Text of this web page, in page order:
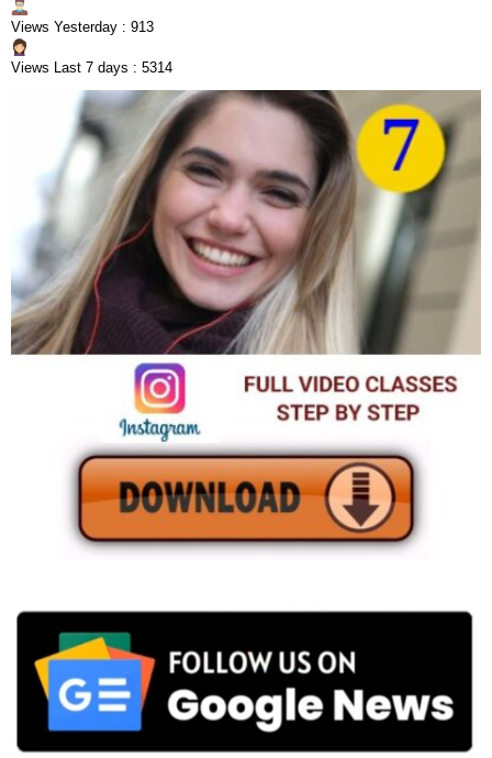
Views Yesterday : 913
Views Last 7 days : 5314